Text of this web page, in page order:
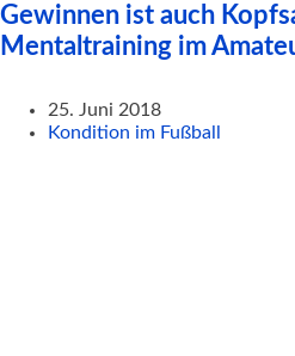
Gewinnen ist auch
Mentaltraining im
25. Juni 2018
Kondition im Fußball